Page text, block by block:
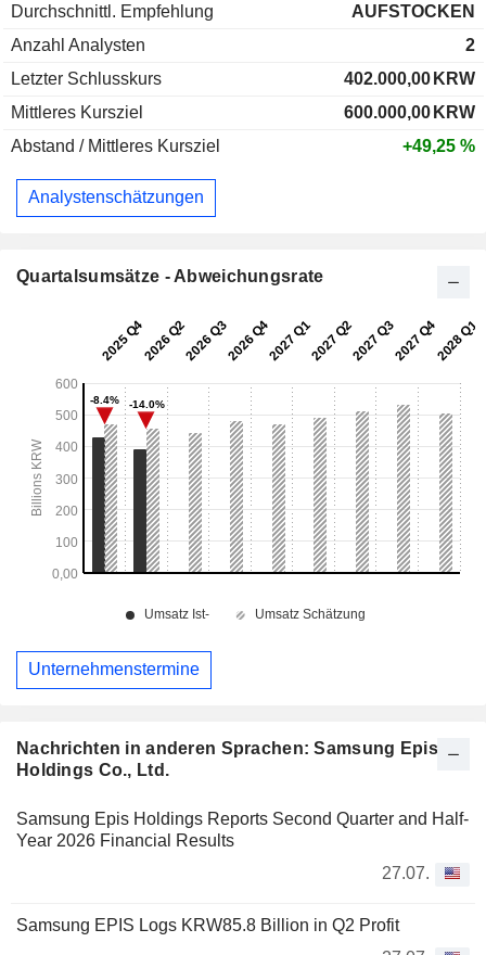
Nachrichten in anderen Sprachen: Samsung Epis
Holdings Co., Ltd.
Samsung Epis Holdings Reports Second Quarter and Half-
Year 2026 Financial Results
27.07.
Samsung EPIS Logs KRW85.8 Billion in Q2 Profit
Durchschnittl. Empfehlung
AUFSTOCKEN
Anzahl Analysten
2
Letzter Schlusskurs
402.000,00 KRW
Mittleres Kursziel
600.000,00 KRW
Abstand / Mittleres Kursziel
+49,25 %
Analystenschätzungen
Quartalsumsätze - Abweichungsrate
Unternehmenstermine